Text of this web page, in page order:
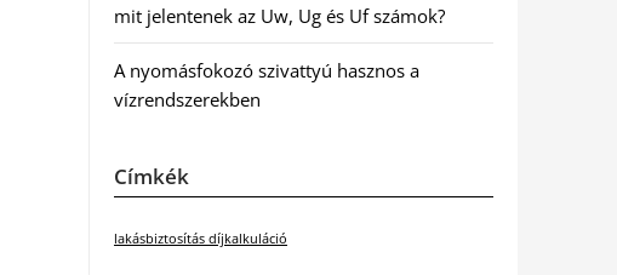
mit jelentenek az Uw, Ug és Uf számok?
A nyomásfokozó szivattyú hasznos a
vízrendszerekben
Címkék
lakásbiztosítás díjkalkuláció